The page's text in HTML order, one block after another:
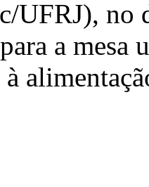
UFRJ), no
a mesa